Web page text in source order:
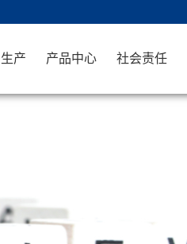
产 产品中心 社会责任